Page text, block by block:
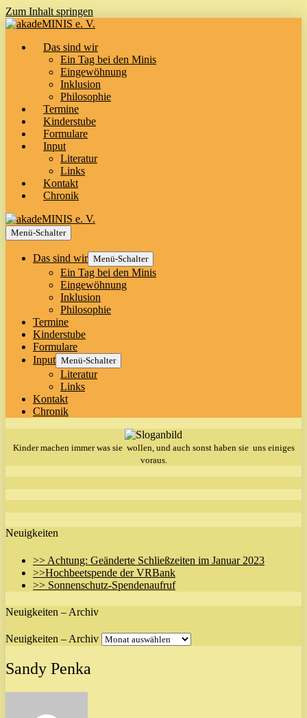
Zum Inhalt springen
Das sind wir
Ein Tag bei den Minis
Eingewöhnung
Inklusion
Philosophie
Termine
Kinderstube
Formulare
Input
Literatur
Links
Kontakt
Chronik
Menü-Schalter
Das sind wir Menü-Schalter
Ein Tag bei den Minis
Eingewöhnung
Inklusion
Philosophie
Termine
Kinderstube
Formulare
Input Menü-Schalter
Literatur
Links
Kontakt
Chronik
Kinder machen immer was sie wollen, und auch sonst haben sie uns einiges
voraus.
Neuigkeiten
>> Achtung: Geänderte Schließzeiten im Januar 2023
>>Hochbeetspende der VRBank
>> Sonnenschutz-Spendenaufruf
Neuigkeiten – Archiv
Neuigkeiten – Archiv
Sandy Penka